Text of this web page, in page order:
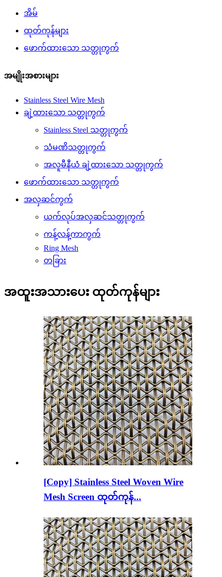
အိမ်
ထုတ်ကုန်များ
ဖောက်ထားသော သတ္တုကွက်
အမျိုးအစားများ
Stainless Steel Wire Mesh
ချဲ့ထားသော သတ္တုကွက်
Stainless Steel သတ္တုကွက်
သံမဏိသတ္တုကွက်
အလူမီနီယံ ချဲ့ထားသော သတ္တုကွက်
ဖောက်ထားသော သတ္တုကွက်
အလှဆင်ကွက်
ယက်လုပ်အလှဆင်သတ္တုကွက်
ကန့်လန့်ကာကွက်
Ring Mesh
တခြား
အထူးအသားပေး ထုတ်ကုန်များ
[Copy] Stainless Steel Woven Wire
Mesh Screen ထုတ်ကုန်...